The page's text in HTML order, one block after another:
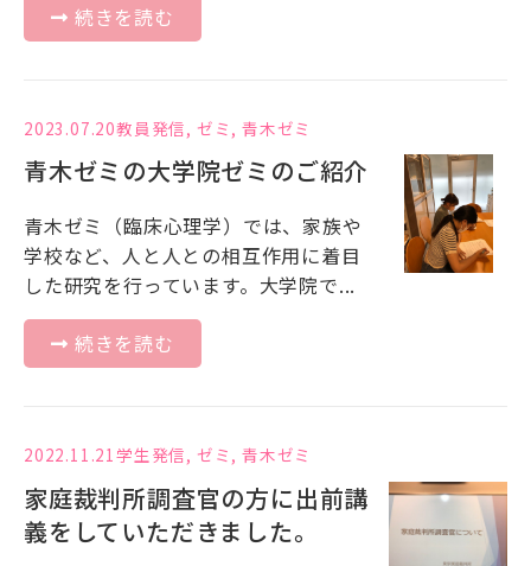
続きを読む
2023.07.20教員発信, ゼミ ,青木ゼミ
青木ゼミの大学院ゼミのご紹介
青木ゼミ（臨床心理学）では、家族や
学校など、人と人との相互作用に着目
した研究を行っています。大学院で...
続きを読む
2022.11.21学生発信, ゼミ ,青木ゼミ
家庭裁判所調査官の方に出前講
義をしていただきました。